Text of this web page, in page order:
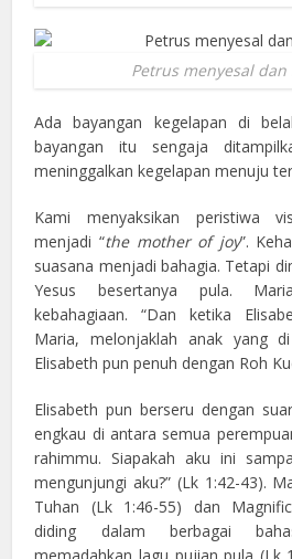
Petrus menyesal
Ada bayangan kegelapan di
bayangan itu sengaja
meninggalkan kegelapan menuju
Kami menyaksikan peristiwa
menjadi “the mother of joy”.
suasana menjadi bahagia. Tetapi
Yesus besertanya pula.
kebahagiaan. “Dan ketika
Maria, melonjaklah anak yang
Elisabeth pun penuh dengan Roh
Elisabeth pun berseru dengan
engkau di antara semua
rahimmu. Siapakah aku ini
mengunjungi aku?” (Lk 1:42-43).
Tuhan (Lk 1:46-55) dan
diding dalam berbagai